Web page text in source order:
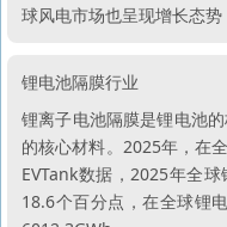
球风电市场也呈现增长态
锂电池隔膜行业
锂离子电池隔膜是锂电池
的核心材料。2025年，在
EVTank数据，2025年全
18.6个百分点，在全球锂